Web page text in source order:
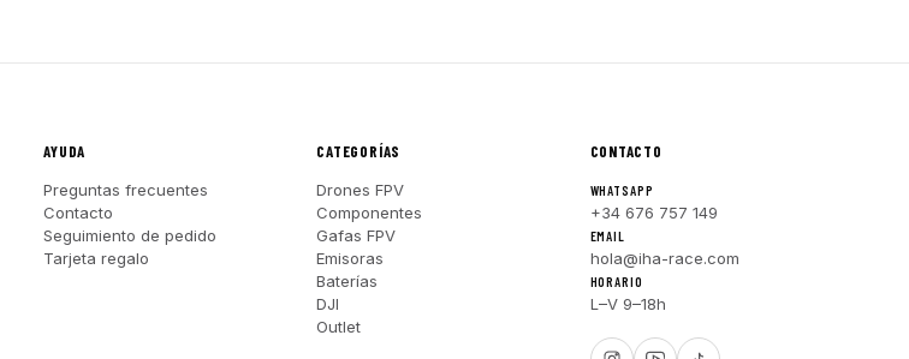
AYUDA
Preguntas frecuentes
Contacto
Seguimiento de pedido
Tarjeta regalo
CATEGORÍAS
Drones FPV
Componentes
Gafas FPV
Emisoras
Baterías
DJI
Outlet
CONTACTO
WHATSAPP
+34 676 757 149
EMAIL
hola@iha-race.com
HORARIO
L–V 9–18h